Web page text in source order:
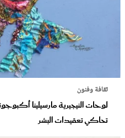
ثقافة وفنون
لوحات النيجيرية مارسيلينا
تحاكي تعقيدات البشر